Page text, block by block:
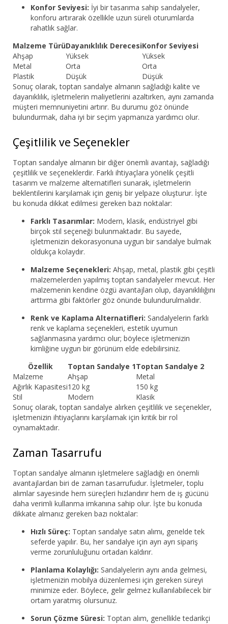
Konfor Seviyesi: İyi bir tasarıma sahip sandalyeler,
konforu artırarak özellikle uzun süreli oturumlarda
rahatlık sağlar.
Malzeme TürüDayanıklılık DerecesiKonfor Seviyesi
Ahşap
Yüksek
Yüksek
Metal
Orta
Orta
Plastik
Düşük
Düşük
Sonuç olarak, toptan sandalye almanın sağladığı kalite ve
dayanıklılık, işletmelerin maliyetlerini azaltırken, aynı zamanda
müşteri memnuniyetini artırır. Bu durumu göz önünde
bulundurmak, daha iyi bir seçim yapmanıza yardımcı olur.
Çeşitlilik ve Seçenekler
Toptan sandalye almanın bir diğer önemli avantajı, sağladığı
çeşitlilik ve seçeneklerdir. Farklı ihtiyaçlara yönelik çeşitli
tasarım ve malzeme alternatifleri sunarak, işletmelerin
beklentilerini karşılamak için geniş bir yelpaze oluşturur. İşte
bu konuda dikkat edilmesi gereken bazı noktalar:
Farklı Tasarımlar: Modern, klasik, endüstriyel gibi
birçok stil seçeneği bulunmaktadır. Bu sayede,
işletmenizin dekorasyonuna uygun bir sandalye bulmak
oldukça kolaydır.
Malzeme Seçenekleri: Ahşap, metal, plastik gibi çeşitli
malzemelerden yapılmış toptan sandalyeler mevcut. Her
malzemenin kendine özgü avantajları olup, dayanıklılığını
arttırma gibi faktörler göz önünde bulundurulmalıdır.
Renk ve Kaplama Alternatifleri: Sandalyelerin farklı
renk ve kaplama seçenekleri, estetik uyumun
sağlanmasına yardımcı olur; böylece işletmenizin
kimliğine uygun bir görünüm elde edebilirsiniz.
Özellik
Toptan Sandalye 1Toptan Sandalye 2
Malzeme
Ahşap
Metal
Ağırlık Kapasitesi120 kg
150 kg
Stil
Modern
Klasik
Sonuç olarak, toptan sandalye alırken çeşitlilik ve seçenekler,
işletmenizin ihtiyaçlarını karşılamak için kritik bir rol
oynamaktadır.
Zaman Tasarrufu
Toptan sandalye almanın işletmelere sağladığı en önemli
avantajlardan biri de zaman tasarrufudur. İşletmeler, toplu
alımlar sayesinde hem süreçleri hızlandırır hem de iş gücünü
daha verimli kullanma imkanına sahip olur. İşte bu konuda
dikkate almanız gereken bazı noktalar:
Hızlı Süreç: Toptan sandalye satın alımı, genelde tek
seferde yapılır. Bu, her sandalye için ayrı ayrı sipariş
verme zorunluluğunu ortadan kaldırır.
Planlama Kolaylığı: Sandalyelerin aynı anda gelmesi,
işletmenizin mobilya düzenlemesi için gereken süreyi
minimize eder. Böylece, gelir gelmez kullanılabilecek bir
ortam yaratmış olursunuz.
Sorun Çözme Süresi: Toptan alım, genellikle tedarikçi